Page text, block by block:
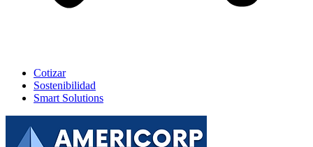
Cotizar
Sostenibilidad
Smart Solutions